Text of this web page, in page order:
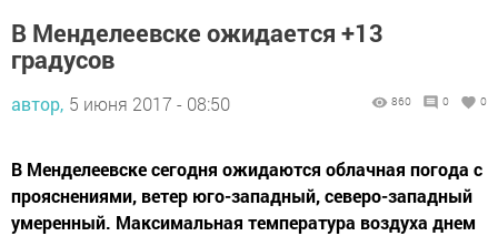
В Менделеевске ожидается +13
градусов
автор, 5 июня 2017 - 08:50 860 0 0
В Менделеевске сегодня ожидаются облачная погода с
прояснениями, ветер юго-западный, северо-западный
умеренный. Максимальная температура воздуха днем